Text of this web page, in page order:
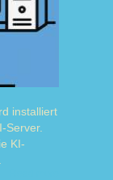
installiert
Server.
KI-